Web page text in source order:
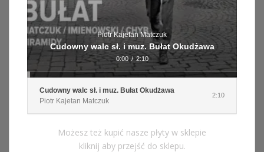
Piotr Kajetan Matczuk
Cudowny walc sł. i muz. Bułat Okudżawa
0:00 / 2:10
Cudowny walc sł. i muz. Bułat Okudżawa
Piotr Kajetan Matczuk
2:10
Możesz też kupić nasze płyty w sklepie
kliknij aby przejść do sklepu.